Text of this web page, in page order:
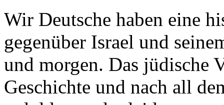
Wir Deutsche haben eine
gegenüber Israel und
und morgen. Das jüdische
Geschichte und nach all